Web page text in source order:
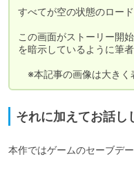
すべてが空の状態のロード
この画面がストーリー開
を暗示しているように筆
※本記事の画像は大きく
それに加えてお話し
本作ではゲームのセーブデ